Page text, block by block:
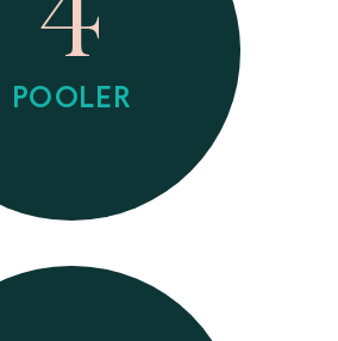
POOLER